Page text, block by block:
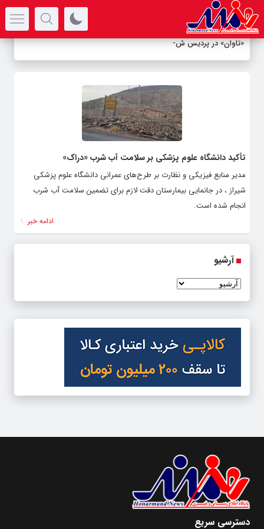
«تاوان» در پردیس شه_
مدیر منابع فیزیکی و نظارت بر طرح‌های عمرانی دانشگاه علوم پزشکی
شیراز ، در جانمایی بیمارستان دقت لازم برای تضمین سلامت آب شرب
انجام شده است.
ادامه خبر
آرشیو
دسترسی سریع